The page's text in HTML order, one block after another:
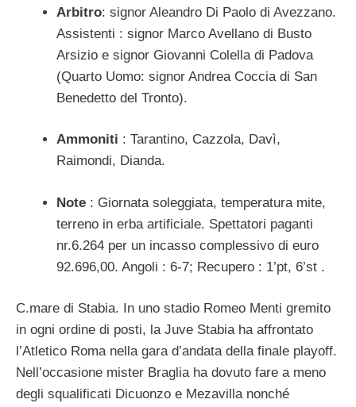
Arbitro: signor Aleandro Di Paolo di Avezzano.
Assistenti : signor Marco Avellano di Busto
Arsizio e signor Giovanni Colella di Padova
(Quarto Uomo: signor Andrea Coccia di San
Benedetto del Tronto).
Ammoniti : Tarantino, Cazzola, Davì,
Raimondi, Dianda.
Note : Giornata soleggiata, temperatura mite,
terreno in erba artificiale. Spettatori paganti
nr.6.264 per un incasso complessivo di euro
92.696,00. Angoli : 6-7; Recupero : 1’pt, 6’st .
C.mare di Stabia. In uno stadio Romeo Menti gremito
in ogni ordine di posti, la Juve Stabia ha affrontato
l’Atletico Roma nella gara d’andata della finale playoff.
Nell’occasione mister Braglia ha dovuto fare a meno
degli squalificati Dicuonzo e Mezavilla nonché